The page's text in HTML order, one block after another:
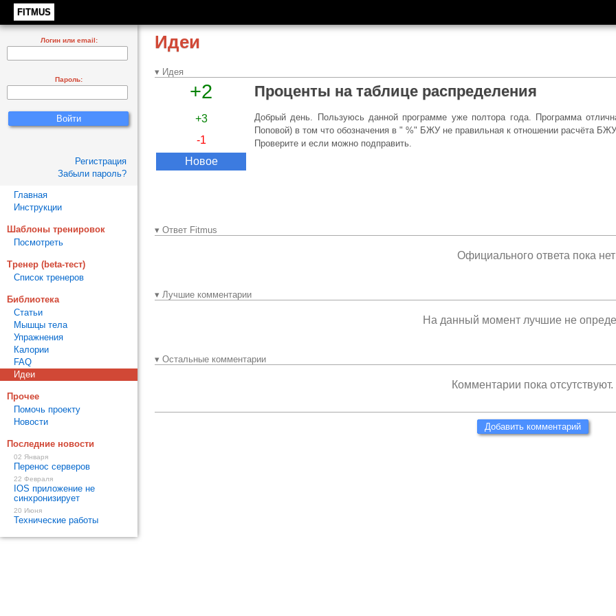
FITMUS
Идеи
▾ Идея
+2
+3
-1
Новое
Проценты на таблице распределения
Добрый день. Пользуюсь данной программе уже полтора года. Программа
Поповой) в том что обозначения в " %" БЖУ не правильная к отношении расчёта
Проверите и если можно подправить.
▾ Ответ Fitmus
Официального ответа пока нет
▾ Лучшие комментарии
На данный момент лучшие не
▾ Остальные комментарии
Комментарии пока отсутствуют.
Добавить комментарий
Логин или email:
Пароль:
Регистрация
Забыли пароль?
Главная
Инструкции
Шаблоны тренировок
Посмотреть
Тренер (beta-тест)
Список тренеров
Библиотека
Статьи
Мышцы тела
Упражнения
Калории
FAQ
Идеи
Прочее
Помочь проекту
Новости
Последние новости
02 Января
Перенос серверов
22 Февраля
IOS приложение не
синхронизирует
20 Июня
Технические работы